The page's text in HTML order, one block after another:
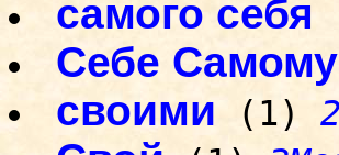
самого себя
Себе Самому
своими (1)